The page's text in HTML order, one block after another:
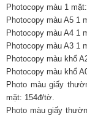
Photocopy màu 1
Photocopy màu A5 1
Photocopy màu A4 1
Photocopy màu A3 1
Photocopy màu khổ
Photocopy màu khổ
Photo màu giấy
mặt: 154đ/tờ.
Photo màu giấy